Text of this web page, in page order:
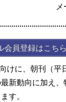
会員登録はこちら
けに、朝刊（
新動向に加え
す。